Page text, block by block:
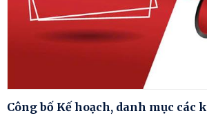
Công bố Kế hoạch, danh mục các